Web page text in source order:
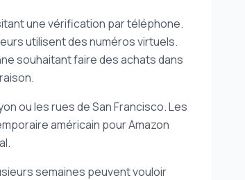
une vérification par téléphone.
utilisent des numéros virtuels.
souhaitant faire des achats dans
ou les rues de San Francisco. Les
américain pour Amazon
semaines peuvent vouloir